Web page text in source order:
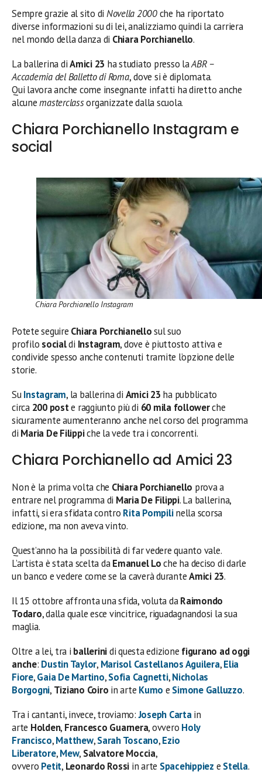
Sempre grazie al sito di Novella 2000che ha riportato
diverse informazioni su di lei, analizziamo quindi la carriera
nel mondo della danza di Chiara Porchianello.
La ballerina diAmici 23 ha studiato presso laABR –
Accademia del Balletto di Roma,dove si è diplomata.
Qui lavora anche come insegnante infatti ha diretto anche
alcunemasterclassorganizzate dalla scuola.
Chiara Porchianello Instagram e
social
Chiara Porchianello Instagram
Potete seguire Chiara Porchianellosul suo
profilo socialdi Instagram, dove è piuttosto attiva e
condivide spesso anche contenuti tramite l’opzione delle
storie.
SuInstagram, la ballerina di Amici 23 ha pubblicato
circa 200 poste raggiunto più di 60 mila followerche
sicuramente aumenteranno anche nel corso del programma
di Maria De Filippiche la vede tra i concorrenti.
Chiara Porchianello ad Amici 23
Non è la prima volta che Chiara Porchianello prova a
entrare nel programma di Maria De Filippi. La ballerina,
infatti, si era sfidata contro Rita Pompilinella scorsa
edizione, ma non aveva vinto.
Quest’anno ha la possibilità di far vedere quanto vale.
L’artista è stata scelta daEmanuel Loche ha deciso di darle
un banco e vedere come se la caverà duranteAmici 23.
Il 15 ottobre affronta una sfida, voluta daRaimondo
Todaro, dalla quale esce vincitrice, riguadagnandosi la sua
maglia.
Oltre a lei, tra i ballerinidi questa edizione figurano ad oggi
anche: Dustin Taylor, Marisol Castellanos Aguilera,Elia
Fiore,Gaia De Martino,Sofia Cagnetti,Nicholas
Borgogni, Tiziano Coiro in arte Kumo e Simone Galluzzo.
Tra i cantanti, invece, troviamo:Joseph Cartain
arte Holden, Francesco Guarnera, ovvero Holy
Francisco,Matthew,Sarah Toscano,Ezio
Liberatore,Mew, Salvatore Moccia,
ovvero Petit, Leonardo Rossi in arte Spacehippiez e Stella.